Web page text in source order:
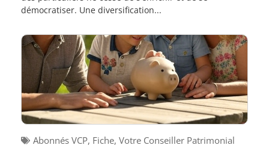
démocratiser. Une diversification...
Abonnés VCP, Fiche, Votre Conseiller Patrimonial